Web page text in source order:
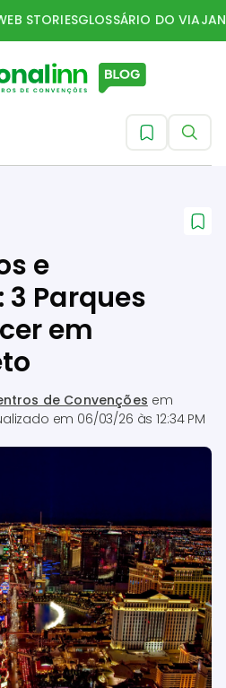
STORIESGLOSSÁRIO DO
e
Parques
em
de Convenções em
em 06/03/26 às 12:34 PM